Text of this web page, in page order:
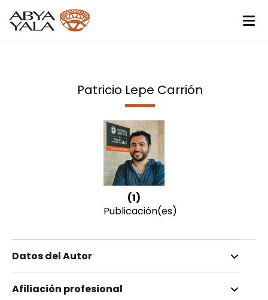
Patricio Lepe Carrión
(1)
Publicación(es)
Datos del Autor
Lepe Carrión, Patricio
Afiliación profesional